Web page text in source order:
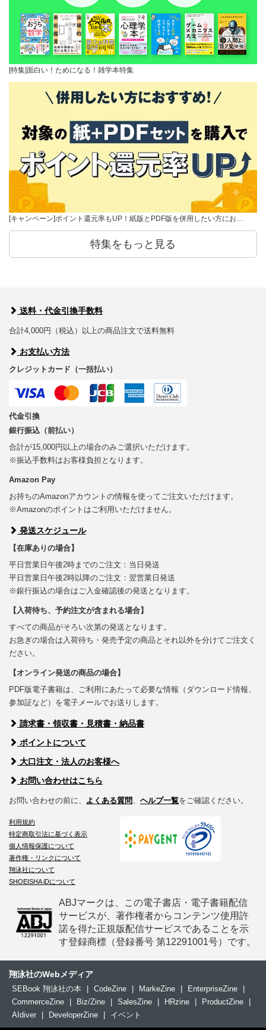
[特集]面白い！ためになる！雑学本特集
[キャンペーン]ポイント還元率もUP！紙版とPDF版を併用したい方にお…
特集をもっと見る
送料・代金引換手数料
合計4,000円（税込）以上の商品注文で送料無料
お支払い方法
クレジットカード（一括払い）
代金引換
銀行振込（前払い）
合計が15,000円以上の場合のみご選択いただけます。
※振込手数料はお客様負担となります。
Amazon Pay
お持ちのAmazonアカウントの情報を使ってご注文いただけます。
※Amazonのポイントはご利用いただけません。
発送スケジュール
【在庫ありの場合】
平日営業日午後2時までのご注文：当日発送
平日営業日午後2時以降のご注文：翌営業日発送
※銀行振込の場合はご入金確認後の発送となります。
【入荷待ち、予約注文が含まれる場合】
すべての商品がそろい次第の発送となります。
お急ぎの場合は入荷待ち・発売予定の商品とそれ以外を分けてご注文く
ださい。
【オンライン発送の商品の場合】
PDF版電子書籍は、ご利用にあたって必要な情報（ダウンロード情報、
参加証など）を電子メールでお送りします。
請求書・領収書・見積書・納品書
ポイントについて
大口注文・法人のお客様へ
お問い合わせはこちら
お問い合わせの前に、 よくある質問 ヘルプ一覧をご確認ください。
利用規約
特定商取引法に基づく表示
個人情報保護について
著作権・リンクについて
翔泳社について
SHOEISHA iDについて
ABJマークは、この電子書店・電子書籍配信
サービスが、著作権者からコンテンツ使用許
諾を得た正規版配信サービスであることを示
す登録商標（登録番号 第12291001号）です。
翔泳社のWebメディア
SEBook 翔泳社の本 | CodeZine | MarkeZine | EnterpriseZine
|
CommerceZine
| Biz/Zine | SalesZine | HRzine | ProductZine
|
AIdiver
| DeveloperZine | イベント